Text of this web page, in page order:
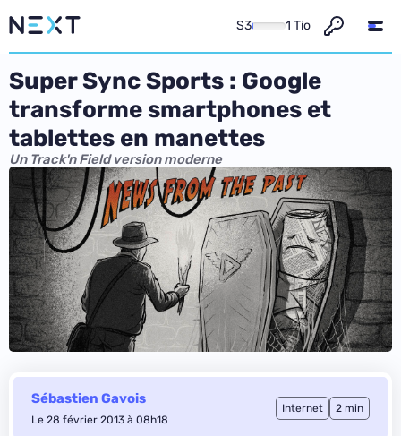
S3 1 Tio
Super Sync Sports : Google
transforme smartphones et
tablettes en manettes
Un Track'n Field version moderne
Sébastien Gavois
Le 28 février 2013 à 08h18
Internet 2 min